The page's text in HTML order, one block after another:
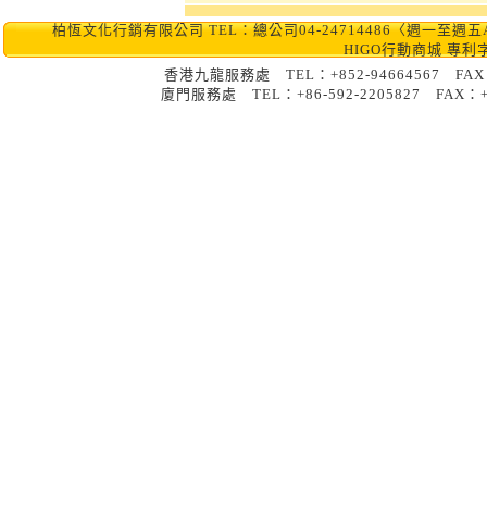
柏恆文化行銷有限公司 TEL：總公司04-24714486〈週一至週
HIGO行動商城 專利
香港九龍服務處 TEL：+852-94664567
廈門服務處 TEL：+86-592-2205827 FAX